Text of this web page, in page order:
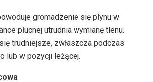
gromadzenie się płynu w
płucnej utrudnia wymianę tlenu.
trudniejsze, zwłaszcza podczas
lub w pozycji leżącej.